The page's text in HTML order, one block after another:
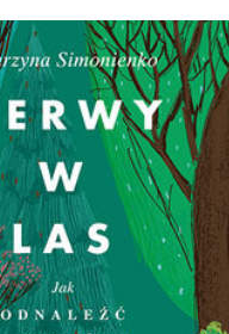
dotyczące porządkowania
rzeczy nieistotnych, planowania
pewności siebie. Zobaczysz, jak
świata w każdej minucie życia!